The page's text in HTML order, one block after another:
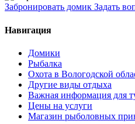
Забронировать домик Задать
Навигация
Домики
Рыбалка
Охота в Вологодской
Другие виды отдыха
Важная информация для
Цены на услуги
Магазин рыболовных